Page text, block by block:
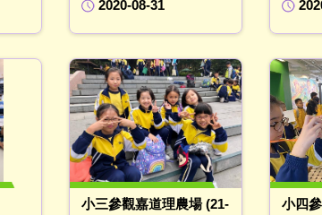
2020-08-31
小三參觀嘉道理農場 (21-
小四